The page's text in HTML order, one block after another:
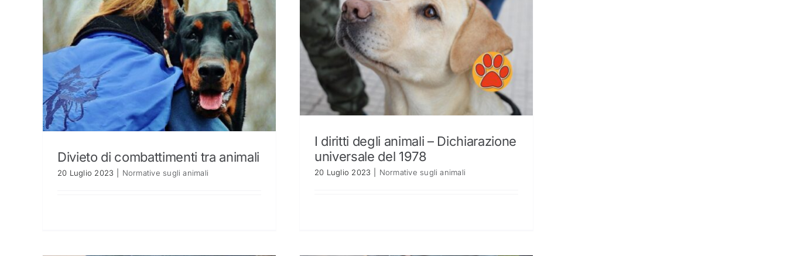
Divieto di combattimenti tra animali
20 Luglio 2023 Normative sugli animali
I diritti degli animali – Dichiarazione
universale del 1978
20 Luglio 2023 Normative sugli animali